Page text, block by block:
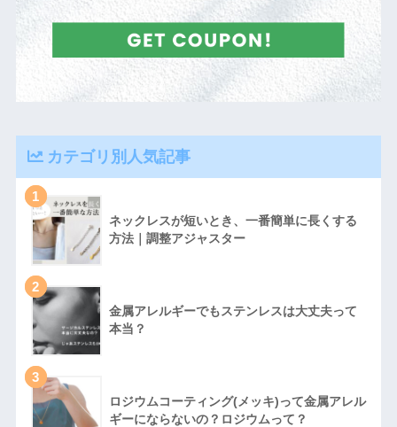
カテゴリ別人気記事
1
ネックレスが短いとき、一番簡単に長くする
方法｜調整アジャスター
2
金属アレルギーでもステンレスは大丈夫って
本当？
3
ロジウムコーティング(メッキ)って金属アレル
ギーにならないの？ロジウムって？